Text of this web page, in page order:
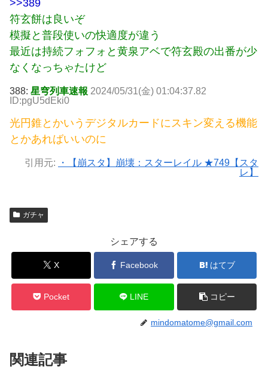
>>389
符玄餅は良いぞ
模擬と普段使いの快適度が違う
最近は持続フォフォと黄泉アベで符玄殿の出番が少
なくなっちゃたけど
388: 星穹列車速報 2024/05/31(金) 01:04:37.82
ID:pgU5dEki0
光円錐とかいうデジタルカードにスキン変える機能
とかあればいいのに
引用元:
・【崩スタ】崩壊：スターレイル ★749【スタ
レ】
ガチャ
シェアする
X Facebook はてブ
Pocket LINE コピー
mindomatome@gmail.com
関連記事